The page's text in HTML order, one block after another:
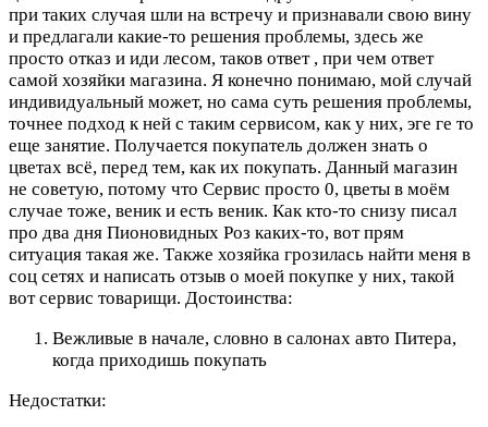
при таких случая шли на встречу и признавали свою вину
и предлагали какие-то решения проблемы, здесь же
просто отказ и иди лесом, таков ответ , при чем ответ
самой хозяйки магазина. Я конечно понимаю, мой случай
индивидуальный может, но сама суть решения проблемы,
точнее подход к ней с таким сервисом, как у них, эге ге то
еще занятие. Получается покупатель должен знать о
цветах всё, перед тем, как их покупать. Данный магазин
не советую, потому что Сервис просто 0, цветы в моём
случае тоже, веник и есть веник. Как кто-то снизу писал
про два дня Пионовидных Роз каких-то, вот прям
ситуация такая же. Также хозяйка грозилась найти меня в
соц сетях и написать отзыв о моей покупке у них, такой
вот сервис товарищи. Достоинства:
Вежливые в начале, словно в салонах авто Питера,
когда приходишь покупать
Недостатки: